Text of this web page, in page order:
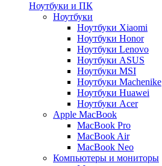
Ноутбуки и ПК
Ноутбуки
Ноутбуки Xiaomi
Ноутбуки Honor
Ноутбуки Lenovo
Ноутбуки ASUS
Ноутбуки MSI
Ноутбуки Machenike
Ноутбуки Huawei
Ноутбуки Acer
Apple MacBook
MacBook Pro
MacBook Air
MacBook Neo
Компьютеры и мониторы